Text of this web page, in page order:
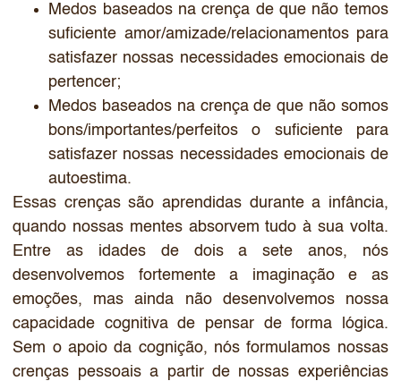
Medos baseados na crença de que não temos
suficiente amor/amizade/relacionamentos para
satisfazer nossas necessidades emocionais de
pertencer;
Medos baseados na crença de que não somos
bons/importantes/perfeitos o suficiente para
satisfazer nossas necessidades emocionais de
autoestima.
Essas crenças são aprendidas durante a infância,
quando nossas mentes absorvem tudo à sua volta.
Entre as idades de dois a sete anos, nós
desenvolvemos fortemente a imaginação e as
emoções, mas ainda não desenvolvemos nossa
capacidade cognitiva de pensar de forma lógica.
Sem o apoio da cognição, nós formulamos nossas
crenças pessoais a partir de nossas experiências